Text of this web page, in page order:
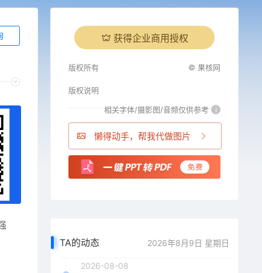
获得企业商用授权
版权所有 © 果核网
版权说明
相关字体/摄影图/音频仅供参考 i
懒得动手，帮我代做图片
TA的动态 2026年8月9日 星期日
2026-08-08